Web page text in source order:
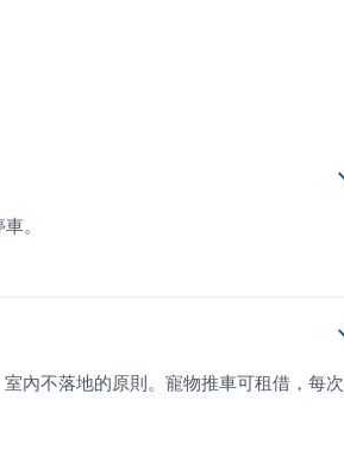
。
內不落地的原則。寵物推車可租借，每次